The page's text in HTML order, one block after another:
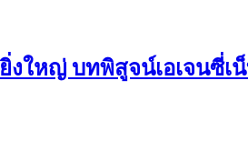
งใหญ่ บทพิสูจน์เอเจนซี่